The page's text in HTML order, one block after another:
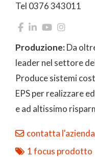
Tel 0376 343011
Produzione:Da
leader nel settore
Produce sistemi
EPS per realizzare
e ad altissimo
contatta l'azienda
1 focus prodotto